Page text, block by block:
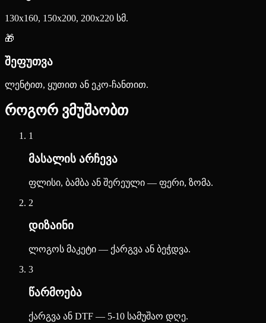
130x160, 150x200, 200x220 სმ.
🎁
შეფუთვა
ლენტით, ყუთით ან ეკო-ჩანთით.
როგორ ვმუშაობთ
1
მასალის არჩევა
ფლისი, ბამბა ან შერეული — ფერი, ზომა.
2
დიზაინი
ლოგოს მაკეტი — ქარგვა ან ბეჭდვა.
3
წარმოება
ქარგვა ან DTF — 5-10 სამუშაო დღე.